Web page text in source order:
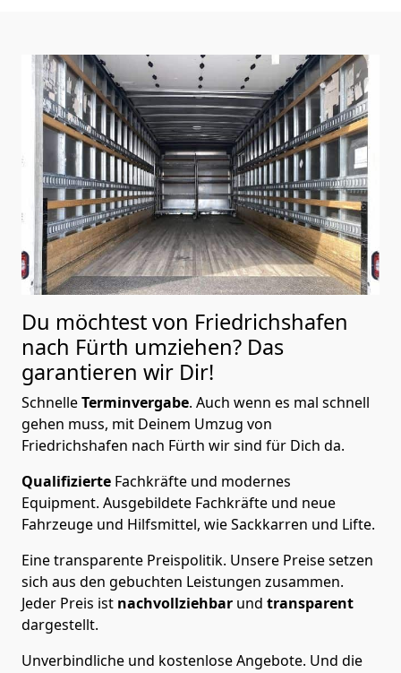
Du möchtest von Friedrichshafen
nach Fürth umziehen? Das
garantieren wir Dir!
SchnelleTerminvergabe. Auch wenn es mal schnell
gehen muss, mit Deinem Umzug von
Friedrichshafen nach Fürth wir sind für Dich da.
Qualifizierte Fachkräfte und modernes
Equipment. Ausgebildete Fachkräfte und neue
Fahrzeuge und Hilfsmittel, wie Sackkarren und Lifte.
Eine transparente Preispolitik. Unsere Preise setzen
sich aus den gebuchten Leistungen zusammen.
Jeder Preis ist nachvollziehbar und transparent
dargestellt.
Unverbindliche und kostenlose Angebote. Und die